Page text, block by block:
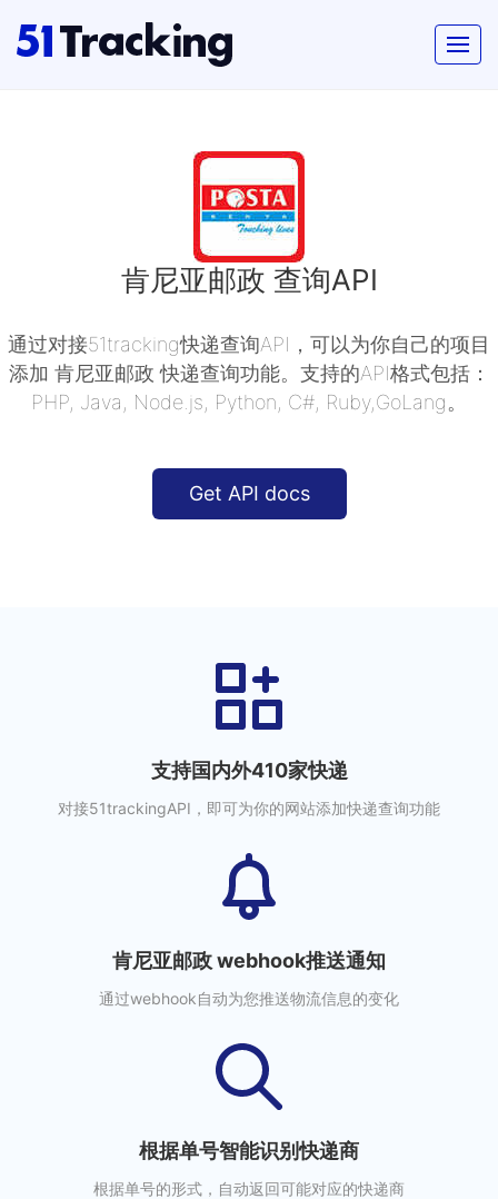
肯尼亚邮政 查询API
通过对接51tracking快递查询API，可以为你自己的项目
添加 肯尼亚邮政 快递查询功能。支持的API格式包括：
PHP, Java, Node.js, Python, C#, Ruby,GoLang。
Get API docs
支持国内外410家快递
对接51trackingAPI，即可为你的网站添加快递查询功能
肯尼亚邮政 webhook推送通知
通过webhook自动为您推送物流信息的变化
根据单号智能识别快递商
根据单号的形式，自动返回可能对应的快递商